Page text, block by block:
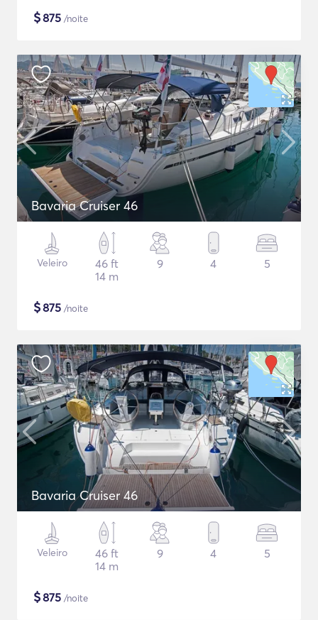
$875 /noite
Bavaria Cruiser 46
Veleiro
46 ft
14 m
9 4 5
$875 /noite
Bavaria Cruiser 46
Veleiro
46 ft
14 m
9 4 5
$875 /noite